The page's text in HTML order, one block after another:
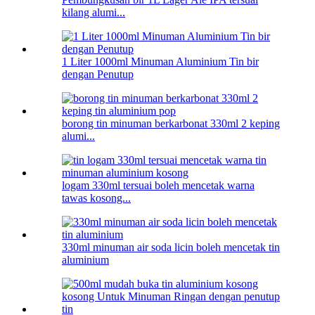
kilang alumi...
1 Liter 1000ml Minuman Aluminium Tin bir
dengan Penutup
borong tin minuman berkarbonat 330ml 2 keping
alumi...
logam 330ml tersuai boleh mencetak warna
tawas kosong...
330ml minuman air soda licin boleh mencetak tin
aluminium